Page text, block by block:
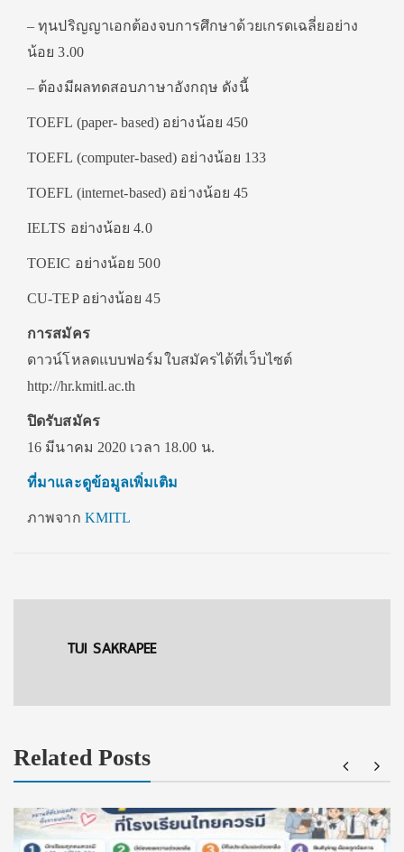
– ทุนปริญญาเอกต้องจบการศึกษาด้วยเกรดเฉลี่ยอย่าง
น้อย 3.00
– ต้องมีผลทดสอบภาษาอังกฤษ ดังนี้
TOEFL (paper- based) อย่างน้อย 450
TOEFL (computer-based) อย่างน้อย 133
TOEFL (internet-based) อย่างน้อย 45
IELTS อย่างน้อย 4.0
TOEIC อย่างน้อย 500
CU-TEP อย่างน้อย 45
การสมัคร
ดาวน์โหลดแบบฟอร์มใบสมัครได้ที่เว็บไซต์
http://hr.kmitl.ac.th
ปิดรับสมัคร
16 มีนาคม 2020 เวลา 18.00 น.
ที่มาและดูข้อมูลเพิ่มเติม
ภาพจาก KMITL
TUI SAKRAPEE
Related Posts